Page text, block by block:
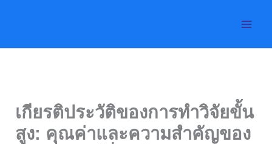
เกียรติประวัติของการทำวิจัยขั้น
สูง: คุณค่าและความสำคัญของ